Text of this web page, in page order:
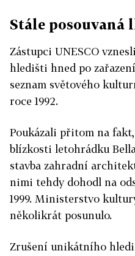
Stále posouvaná
Zástupci UNESCO
hledišti hned po
seznam světového
roce 1992.
Poukázali přitom na
blízkosti letohrádku
stavba zahradní
nimi tehdy dohodl na
1999. Ministerstvo
několikrát posunulo.
Zrušení unikátního